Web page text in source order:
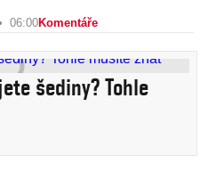
06:00Komentáře
šediny? Tohle